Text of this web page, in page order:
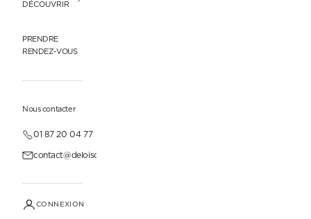
DÉCOUVRIR
PRENDRE
RENDEZ-VOUS
Nous contacter
01 87 20 04 77
contact@deloisonparis.com
CONNEXION